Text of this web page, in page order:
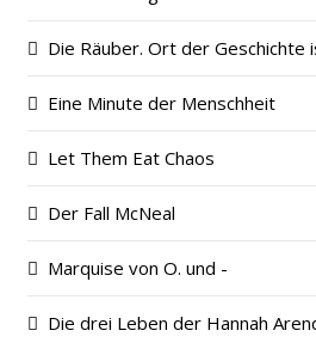
Die Räuber. Ort der Geschichte
Eine Minute der Menschheit
Let Them Eat Chaos
Der Fall McNeal
Marquise von O. und -
Die drei Leben der Hannah